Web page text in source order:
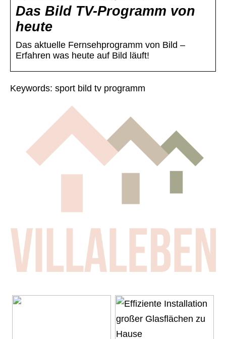
Das Bild TV-Programm von
heute
Das aktuelle Fernsehprogramm von Bild –
Erfahren was heute auf Bild läuft!
Keywords: sport bild tv programm